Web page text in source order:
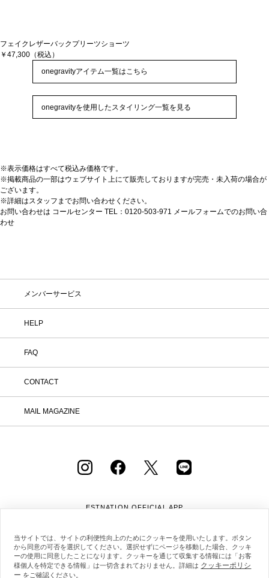
フェイクレザーバックプリーツショーツ
￥47,300（税込）
onegravityアイテム一覧はこちら
onegravityを使用したスタイリング一覧を見る
※表示価格はすべて税込み価格です。
※掲載商品の一部はウェブサイト上にて販売しておりますが完売・未入荷の場合が
ございます。
※詳細はスタッフまでお問い合わせください。
お問い合わせは コールセンター TEL：0120-503-971 メールフォームでのお問い合
わせ
メンバーサービス
HELP
FAQ
CONTACT
MAIL MAGAZINE
ESTNATION OFFICIAL APP
会社概要
当サイトでは、サイトの利便性向上のためにクッキーを使用いたします。ボタン
から同意の可否を選択してください。選択せずにページを移動した場合、クッキ
ーの使用に同意したことになります。クッキーを通じて収集する情報には「お客
様個人を特定できる情報」は一切含まれておりません。詳細は クッキーポリシ
ー をご確認ください。